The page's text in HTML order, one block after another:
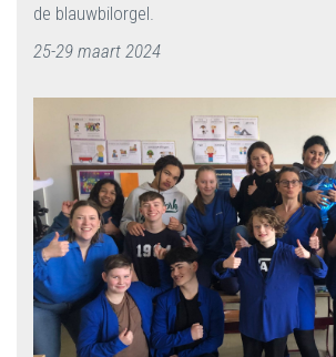
de blauwbilorgel.
25-29 maart 2024